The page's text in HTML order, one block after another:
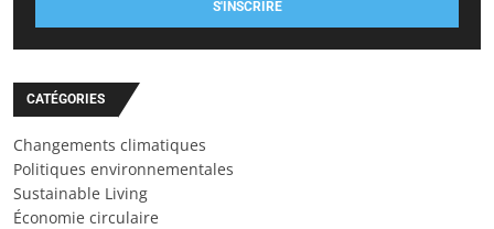
S'INSCRIRE
CATÉGORIES
Changements climatiques
Politiques environnementales
Sustainable Living
Économie circulaire